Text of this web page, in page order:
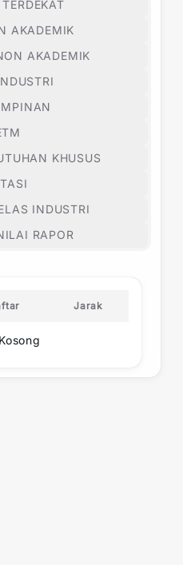
AKADEMIK
AKADEMIK
KHUSUS
INDUSTRI
RAPOR
Jarak